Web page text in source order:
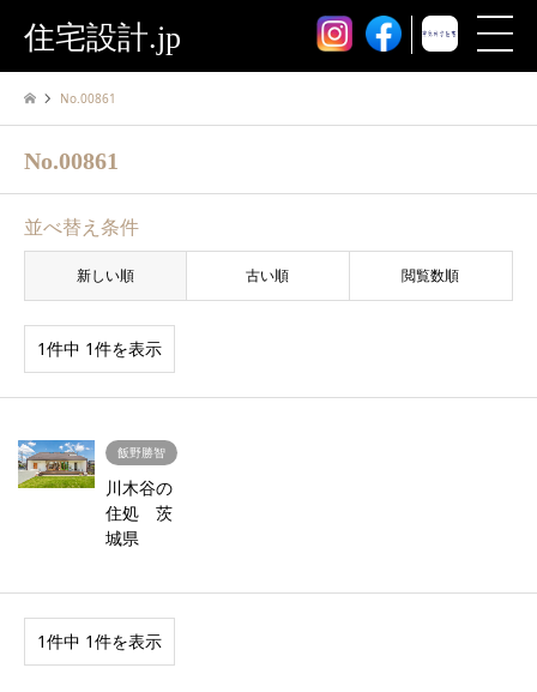
住宅設計.jp
No.00861
No.00861
並べ替え条件
新しい順 古い順 閲覧数順
1件中 1件を表示
飯野勝智
川木谷の
住処 茨
城県
1件中 1件を表示